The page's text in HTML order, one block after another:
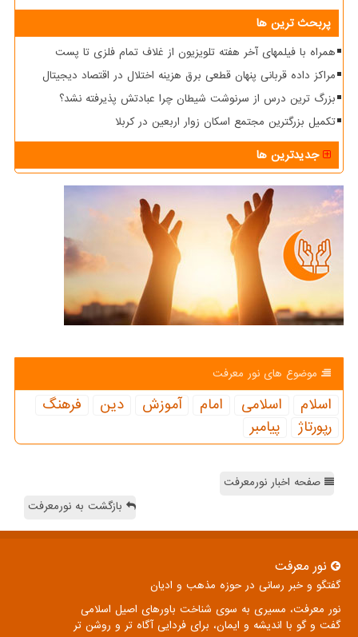
پربحث ترین ها
همراه با فیلمهای آخر هفته تلویزیون از غلاف تمام فلزی تا پست
مراکز داده قربانی پنهان قطعی برق هزینه اختلال در اقتصاد دیجیتال
بزرگ ترین درس از سرنوشت شیطان چرا عبادتش پذیرفته نشد؟
تکمیل بزرگترین مجتمع اسکان زوار اربعین در کربلا
جدیدترین ها
موضوع های نور معرفت
اسلام اسلامی امام آموزش دین
فرهنگ
رپورتاژ
پیامبر
صفحه اخبار نورمعرفت
بازگشت به نورمعرفت
نور معرفت
گفتگو و خبر رسانی در حوزه مذهب و ادیان
نور معرفت، مسیری به سوی شناخت باورهای اصیل اسلامی
گفت و گو با اندیشه و ایمان، برای فردایی آگاه تر و روشن تر